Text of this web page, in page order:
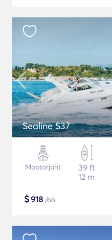
Sealine S37
Mootorjaht
39 ft
12 m
$918 /öö